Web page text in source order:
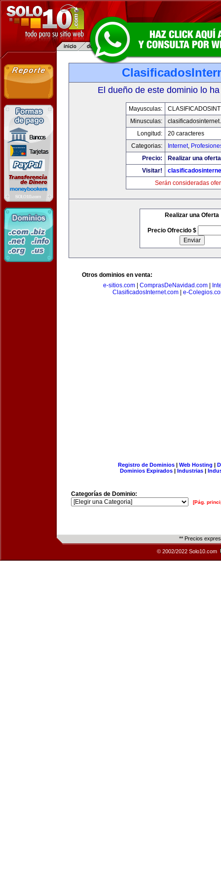
El dueño de este dominio lo
Mayusculas:
Minusculas:
Longitud:
20 caracteres
Categorias:
Internet,
Precio:
Realizar una
Visitar!
Serán consideradas
Realizar una Oferta
Precio Ofrecido $
Otros dominios en venta:
e-sitios.com| ComprasDeNavidad.com|
ClasificadosInternet.com| e-
Registro de Dominios| Web Hosting |
Dominios Expirados | Industrias |
Categorías de Dominio:
[Pág.
** Precios
© 2002/2022 Solo10.com